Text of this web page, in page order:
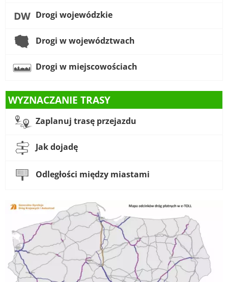
Drogi wojewódzkie
Drogi w województwach
Drogi w miejscowościach
WYZNACZANIE TRASY
Zaplanuj trasę przejazdu
Jak dojadę
Odległości między miastami